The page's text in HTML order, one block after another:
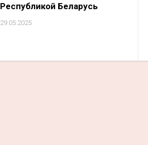
Республикой Беларусь
29.05.2025